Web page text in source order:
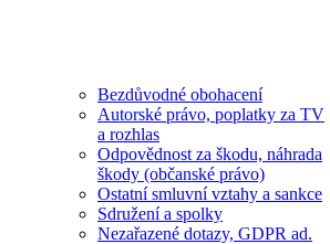
Bezdůvodné obohacení
Autorské právo, poplatky za TV
a rozhlas
Odpovědnost za škodu, náhrada
škody (občanské právo)
Ostatní smluvní vztahy a sankce
Sdružení a spolky
Nezařazené dotazy, GDPR ad.